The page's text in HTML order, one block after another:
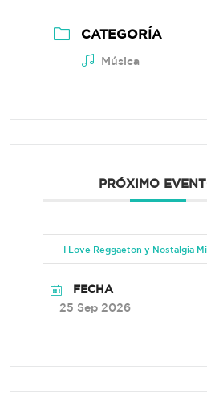
CATEGORÍA
Música
PRÓXIMO
I Love Reggaeton y Nostalgia
FECHA
25 Sep 2026